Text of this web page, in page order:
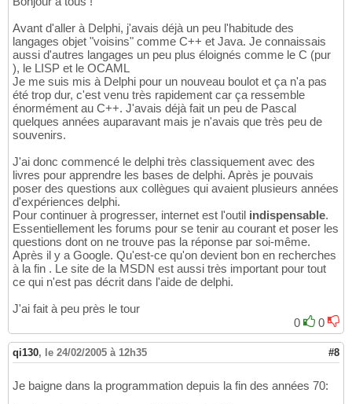
Avant d'aller à Delphi, j'avais déjà un peu l'habitude des
langages objet "voisins" comme C++ et Java. Je connaissais
aussi d'autres langages un peu plus éloignés comme le C (pur
), le LISP et le OCAML
Je me suis mis à Delphi pour un nouveau boulot et ça n'a pas
été trop dur, c'est venu très rapidement car ça ressemble
énormément au C++. J'avais déjà fait un peu de Pascal
quelques années auparavant mais je n'avais que très peu de
souvenirs.
J'ai donc commencé le delphi très classiquement avec des
livres pour apprendre les bases de delphi. Après je pouvais
poser des questions aux collègues qui avaient plusieurs années
d'expériences delphi.
Pour continuer à progresser, internet est l'outil indispensable.
Essentiellement les forums pour se tenir au courant et poser les
questions dont on ne trouve pas la réponse par soi-même.
Après il y a Google. Qu'est-ce qu'on devient bon en recherches
à la fin . Le site de la MSDN est aussi très important pour tout
ce qui n'est pas décrit dans l'aide de delphi.
J'ai fait à peu près le tour
0
0
qi130, le 24/02/2005 à 12h35 #8
Je baigne dans la programmation depuis la fin des années 70: